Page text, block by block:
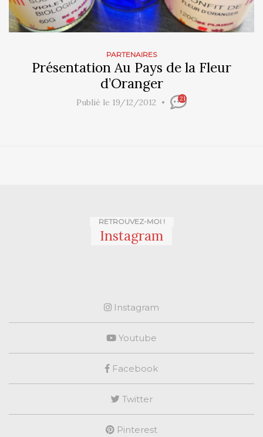
PARTENAIRES
Présentation Au Pays de la Fleur
d’Oranger
Publié le 19/12/2012 21
RETROUVEZ-MOI !
Instagram
Instagram
Youtube
Facebook
Twitter
Pinterest